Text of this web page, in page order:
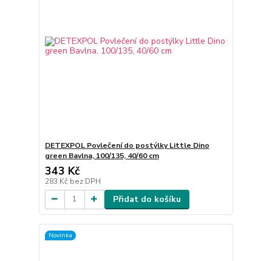
DETEXPOL Povlečení do postýlky Little Dino
green Bavlna, 100/135, 40/60 cm
343 Kč
283 Kč bez DPH
Přidat do košíku
Novinka